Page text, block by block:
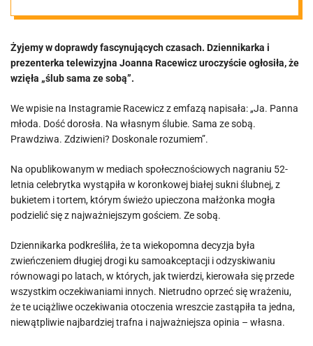
wzięła „ślub
sama ze sobą”
[VIDEO]
Żyjemy w doprawdy fascynujących czasach. Dziennikarka i
prezenterka telewizyjna Joanna Racewicz uroczyście ogłosiła, że
wzięła „ślub sama ze sobą”.
We wpisie na Instagramie Racewicz z emfazą napisała: „Ja. Panna
młoda. Dość dorosła. Na własnym ślubie. Sama ze sobą.
Prawdziwa. Zdziwieni? Doskonale rozumiem”.
Na opublikowanym w mediach społecznościowych nagraniu 52-
letnia celebrytka wystąpiła w koronkowej białej sukni ślubnej, z
bukietem i tortem, którym świeżo upieczona małżonka mogła
podzielić się z najważniejszym gościem. Ze sobą.
Dziennikarka podkreśliła, że ta wiekopomna decyzja była
zwieńczeniem długiej drogi ku samoakceptacji i odzyskiwaniu
równowagi po latach, w których, jak twierdzi, kierowała się przede
wszystkim oczekiwaniami innych. Nietrudno oprzeć się wrażeniu,
że te uciążliwe oczekiwania otoczenia wreszcie zastąpiła ta jedna,
niewątpliwie najbardziej trafna i najważniejsza opinia – własna.